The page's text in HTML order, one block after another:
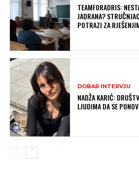
TEAMFORADRIS:
JADRANA?
POTRAZI ZA
DOBAR INTERVJU
NADŽA KARIĆ:
LJUDIMA DA SE